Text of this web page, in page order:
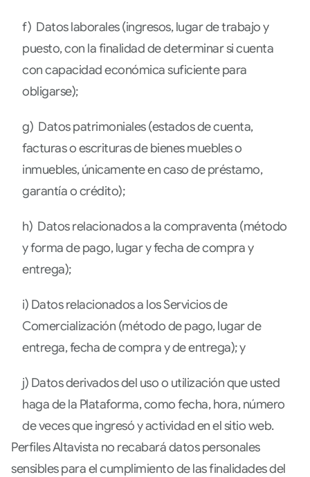
f) Datos laborales (ingresos, lugar de trabajo y
puesto, con la finalidad de determinar si cuenta
con capacidad económica suficiente para
obligarse);
g) Datos patrimoniales (estados de cuenta,
facturas o escrituras de bienes muebles o
inmuebles, únicamente en caso de préstamo,
garantía o crédito);
h) Datos relacionados a la compraventa (método
y forma de pago, lugar y fecha de compra y
entrega);
i) Datos relacionados a los Servicios de
Comercialización (método de pago, lugar de
entrega, fecha de compra y de entrega); y
j) Datos derivados del uso o utilización que usted
haga de la Plataforma, como fecha, hora, número
de veces que ingresó y actividad en el sitio web.
Perfiles Altavista no recabará datos personales
sensibles para el cumplimiento de las finalidades del